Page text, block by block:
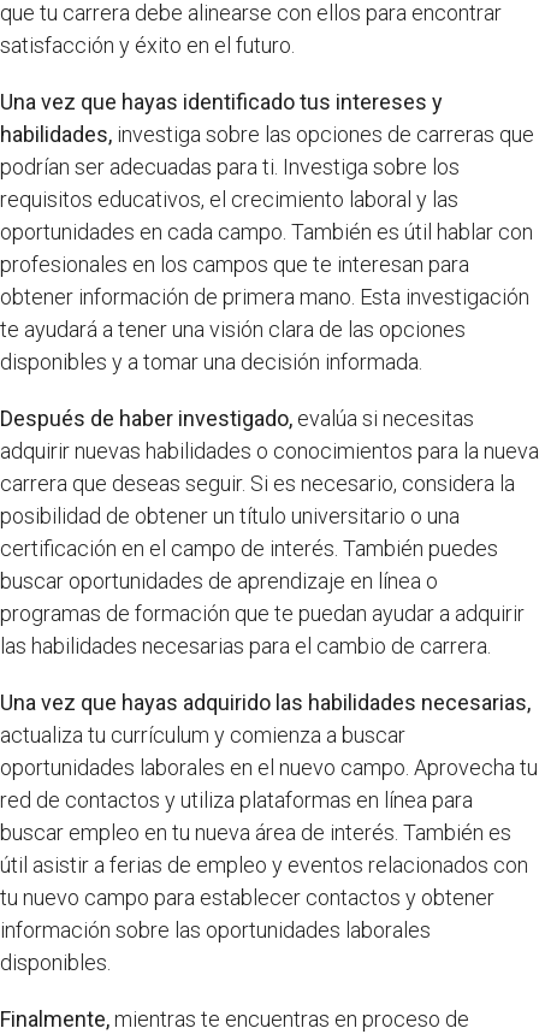
que tu carrera debe alinearse con ellos para encontrar
satisfacción y éxito en el futuro.
Una vez que hayas identificado tus intereses y
habilidades, investiga sobre las opciones de carreras que
podrían ser adecuadas para ti. Investiga sobre los
requisitos educativos, el crecimiento laboral y las
oportunidades en cada campo. También es útil hablar con
profesionales en los campos que te interesan para
obtener información de primera mano. Esta investigación
te ayudará a tener una visión clara de las opciones
disponibles y a tomar una decisión informada.
Después de haber investigado, evalúa si necesitas
adquirir nuevas habilidades o conocimientos para la nueva
carrera que deseas seguir. Si es necesario, considera la
posibilidad de obtener un título universitario o una
certificación en el campo de interés. También puedes
buscar oportunidades de aprendizaje en línea o
programas de formación que te puedan ayudar a adquirir
las habilidades necesarias para el cambio de carrera.
Una vez que hayas adquirido las habilidades necesarias,
actualiza tu currículum y comienza a buscar
oportunidades laborales en el nuevo campo. Aprovecha tu
red de contactos y utiliza plataformas en línea para
buscar empleo en tu nueva área de interés. También es
útil asistir a ferias de empleo y eventos relacionados con
tu nuevo campo para establecer contactos y obtener
información sobre las oportunidades laborales
disponibles.
Finalmente,mientras te encuentras en proceso de